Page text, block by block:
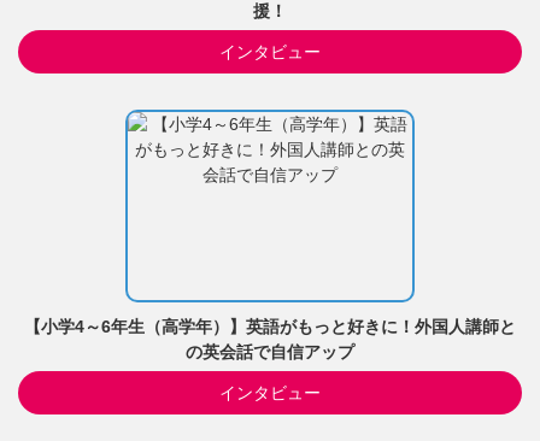
援！
インタビュー
【小学4～6年生（高学年）】英語がもっと好きに！外国人講師と
の英会話で自信アップ
インタビュー